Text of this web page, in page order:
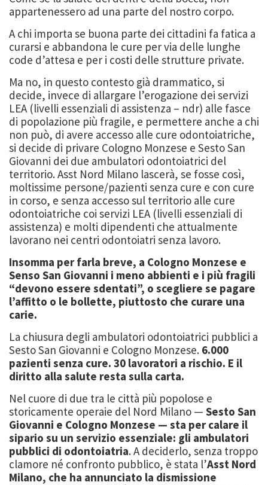
appartenessero ad una parte del nostro corpo.
A chi importa se buona parte dei cittadini fa fatica a
curarsi e abbandona le cure per via delle lunghe
code d’attesa e per i costi delle strutture private.
Ma no, in questo contesto già drammatico, si
decide, invece di allargare l’erogazione dei servizi
LEA (livelli essenziali di assistenza – ndr) alle fasce
di popolazione più fragile, e permettere anche a chi
non può, di avere accesso alle cure odontoiatriche,
si decide di privare Cologno Monzese e Sesto San
Giovanni dei due ambulatori odontoiatrici del
territorio. Asst Nord Milano lascerà, se fosse così,
moltissime persone/pazienti senza cure e con cure
in corso, e senza accesso sul territorio alle cure
odontoiatriche coi servizi LEA (livelli essenziali di
assistenza) e molti dipendenti che attualmente
lavorano nei centri odontoiatri senza lavoro.
Insomma per farla breve, a Cologno Monzese e
Senso San Giovanni i meno abbienti e i più fragili
“devono essere sdentati”, o scegliere se pagare
l’affitto o le bollette, piuttosto che curare una
carie.
La chiusura degli ambulatori odontoiatrici pubblici a
Sesto San Giovanni e Cologno Monzese. 6.000
pazienti senza cure. 30 lavoratori a rischio. E il
diritto alla salute resta sulla carta.
Nel cuore di due tra le città più popolose e
storicamente operaie del Nord Milano — Sesto San
Giovanni e Cologno Monzese — sta per calare il
sipario su un servizio essenziale: gli ambulatori
pubblici di odontoiatria. A deciderlo, senza troppo
clamore né confronto pubblico, è stata l’Asst Nord
Milano, che ha annunciato la dismissione